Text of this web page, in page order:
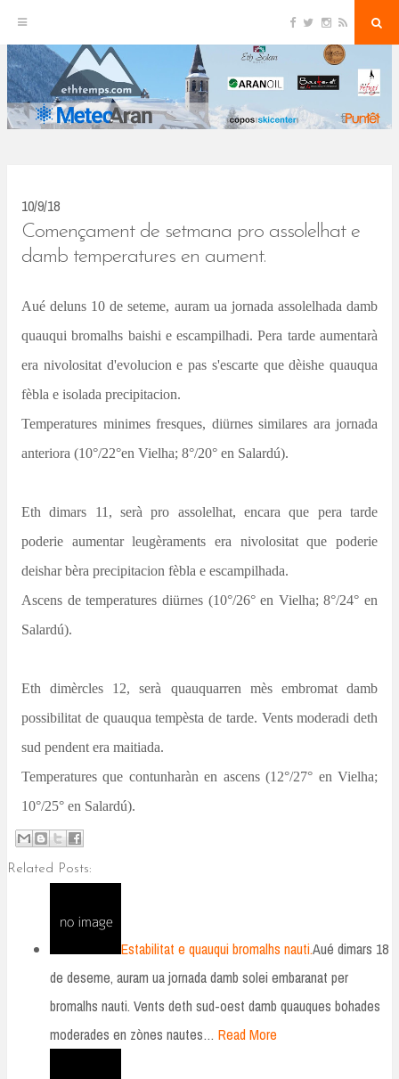
k
i
p
c
o
o
i
e
r
s
t
a
g
r
m
R
S
a
10/9/18
Començament de setmana pro assolelhat e
damb temperatures en aument.
Aué deluns 10 de seteme, auram ua jornada assolelhada damb
quauqui bromalhs baishi e escampilhadi. Pera tarde aumentarà
era nivolositat d'evolucion e pas s'escarte que dèishe quauqua
fèbla e isolada precipitacion.
Temperatures minimes fresques, diürnes similares ara jornada
anteriora (10°/22°en Vielha; 8°/20° en Salardú).
Eth dimars 11, serà pro assolelhat, encara que pera tarde
poderie aumentar leugèraments era nivolositat que poderie
deishar bèra precipitacion fèbla e escampilhada.
Ascens de temperatures diürnes (10°/26° en Vielha; 8°/24° en
Salardú).
Eth dimèrcles 12, serà quauquarren mès embromat damb
possibilitat de quauqua tempèsta de tarde. Vents moderadi deth
sud pendent era maitiada.
Temperatures que contunharàn en ascens (12°/27° en Vielha;
10°/25° en Salardú).
Related Posts:
Estabilitat e quauqui bromalhs nauti.Aué dimars 18
de deseme, auram ua jornada damb solei embaranat per
bromalhs nauti. Vents deth sud-oest damb quauques bohades
moderades en zònes nautes… Read More